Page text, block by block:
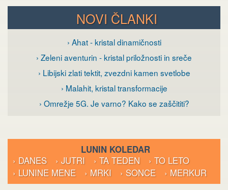
NOVI ČLANKI
› Ahat - kristal dinamičnosti
› Zeleni aventurin - kristal priložnosti in sreče
› Libijski zlati tektit, zvezdni kamen svetlobe
› Malahit, kristal transformacije
› Omrežje 5G. Je varno? Kako se zaščititi?
LUNIN KOLEDAR
› DANES
› JUTRI › TA TEDEN
› TO LETO
› LUNINE MENE
› MRKI › SONCE › MERKUR